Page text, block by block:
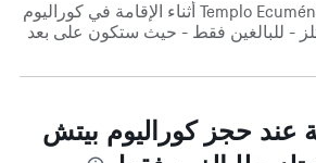
يمكنك المشي إلى Templo Ecuménico أثناء الإقامة في كوراليوم
- للبالغين فقط - حيث ستكون على بعد
عند حجز كوراليوم بيتش